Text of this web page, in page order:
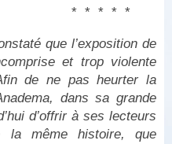
* *
que l’exposition de
et trop violente
de ne pas heurter la
dans sa grande
d’offrir à ses lecteurs
la même histoire, que